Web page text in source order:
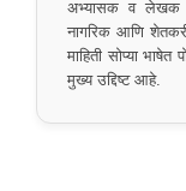
अभ्यासक व लेखक
नागरिक आणि
माहिती सोप्या भाषेत
मुख्य उद्दिष्ट आहे.